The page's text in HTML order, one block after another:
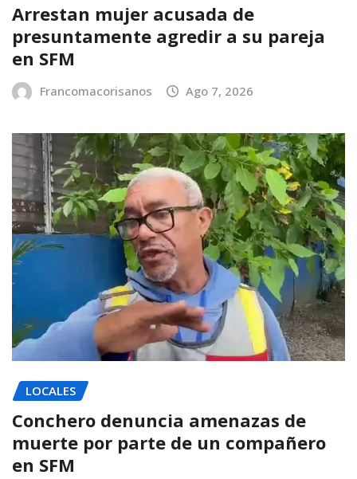
Arrestan mujer acusada de
presuntamente agredir a su pareja
en SFM
Francomacorisanos Ago 7, 2026
LOCALES
Conchero denuncia amenazas de
muerte por parte de un compañero
en SFM